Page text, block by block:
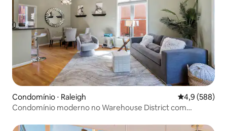
Condomínio ⋅ Raleigh 4,9 de uma
4,9 (588)
Condomínio moderno no Warehouse District com